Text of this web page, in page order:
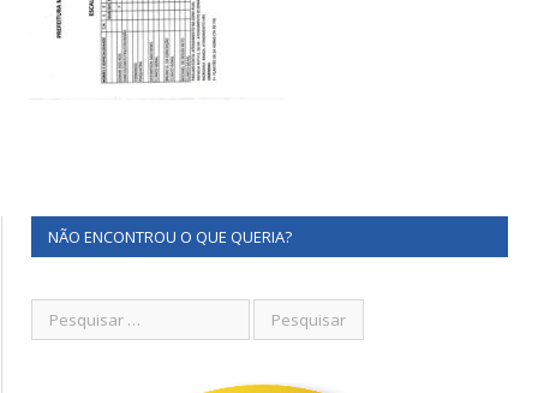
NÃO ENCONTROU O QUE QUERIA?